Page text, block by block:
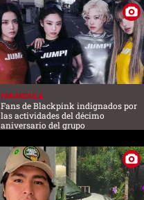
FARANDULA
Fans de Blackpink indignados por
las actividades del décimo
aniversario del grupo